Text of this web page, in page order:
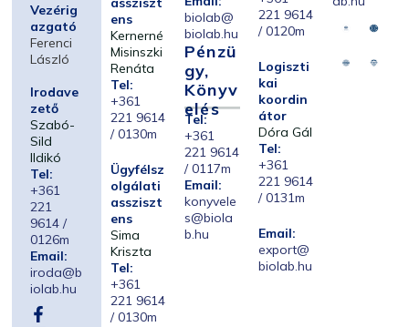
Vezérig
azgató
Ferenci
László
Irodave
zető
Szabó-
Sild
Ildikó
Tel:
+361
221
9614 /
0126m
Email:
iroda@b
iolab.hu
ens
Kernerné
Misinszki
Renáta
Tel:
+361
221 9614
/ 0130m
Ügyfélsz
olgálati
assziszt
ens
Sima
Kriszta
Tel:
+361
221 9614
/ 0130m
biolab@
biolab.hu
Pénzü
Gy,
Könyv
Elés
Tel:
+361
221 9614
/ 0117m
Email:
konyvele
s@biola
b.hu
221 9614
/ 0120m
Logiszti
kai
koordin
átor
Dóra Gál
Tel:
+361
221 9614
/ 0131m
Email:
export@
biolab.hu